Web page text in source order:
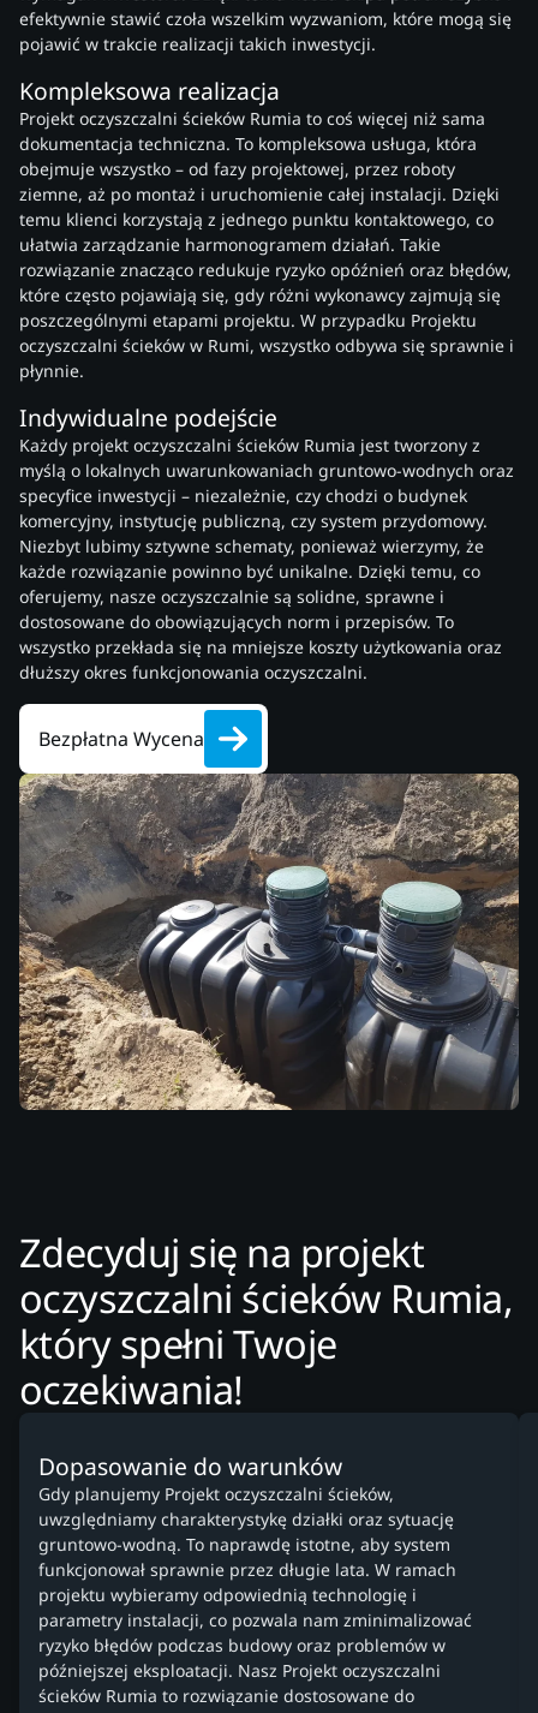
efektywnie stawić czoła wszelkim wyzwaniom, które mogą się
pojawić w trakcie realizacji takich inwestycji.
Kompleksowa realizacja
Projekt oczyszczalni ścieków Rumia to coś więcej niż sama
dokumentacja techniczna. To kompleksowa usługa, która
obejmuje wszystko – od fazy projektowej, przez roboty
ziemne, aż po montaż i uruchomienie całej instalacji. Dzięki
temu klienci korzystają z jednego punktu kontaktowego, co
ułatwia zarządzanie harmonogramem działań. Takie
rozwiązanie znacząco redukuje ryzyko opóźnień oraz błędów,
które często pojawiają się, gdy różni wykonawcy zajmują się
poszczególnymi etapami projektu. W przypadku Projektu
oczyszczalni ścieków w Rumi, wszystko odbywa się sprawnie i
płynnie.
Indywidualne podejście
Każdy projekt oczyszczalni ścieków Rumia jest tworzony z
myślą o lokalnych uwarunkowaniach gruntowo-wodnych oraz
specyfice inwestycji – niezależnie, czy chodzi o budynek
komercyjny, instytucję publiczną, czy system przydomowy.
Niezbyt lubimy sztywne schematy, ponieważ wierzymy, że
każde rozwiązanie powinno być unikalne. Dzięki temu, co
oferujemy, nasze oczyszczalnie są solidne, sprawne i
dostosowane do obowiązujących norm i przepisów. To
wszystko przekłada się na mniejsze koszty użytkowania oraz
dłuższy okres funkcjonowania oczyszczalni.
Bezpłatna Wycena
Zdecyduj się na projekt
oczyszczalni ścieków Rumia,
który spełni Twoje
oczekiwania!
Dopasowanie do warunków
Gdy planujemy Projekt oczyszczalni ścieków,
uwzględniamy charakterystykę działki oraz sytuację
gruntowo-wodną. To naprawdę istotne, aby system
funkcjonował sprawnie przez długie lata. W ramach
projektu wybieramy odpowiednią technologię i
parametry instalacji, co pozwala nam zminimalizować
ryzyko błędów podczas budowy oraz problemów w
późniejszej eksploatacji. Nasz Projekt oczyszczalni
ścieków Rumia to rozwiązanie dostosowane do